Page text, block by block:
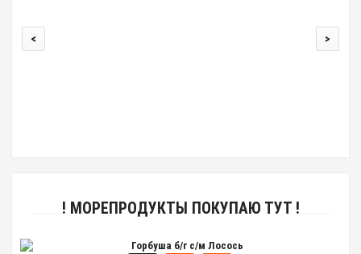
< >
! МОРЕПРОДУКТЫ ПОКУПАЮ ТУТ !